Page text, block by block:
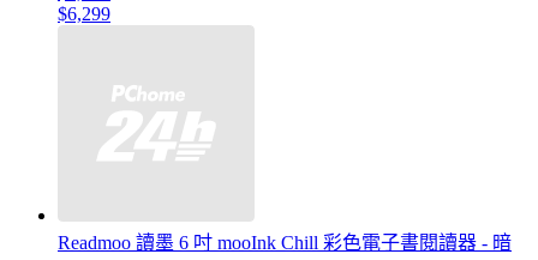
$6,299
Readmoo 讀墨 6 吋 mooInk Chill 彩色電子書閱讀器 - 暗